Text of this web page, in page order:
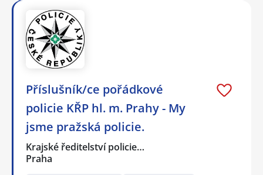
Příslušník/ce pořádkové
policie KŘP hl. m. Prahy - My
jsme pražská policie.
Krajské ředitelství policie…
Praha